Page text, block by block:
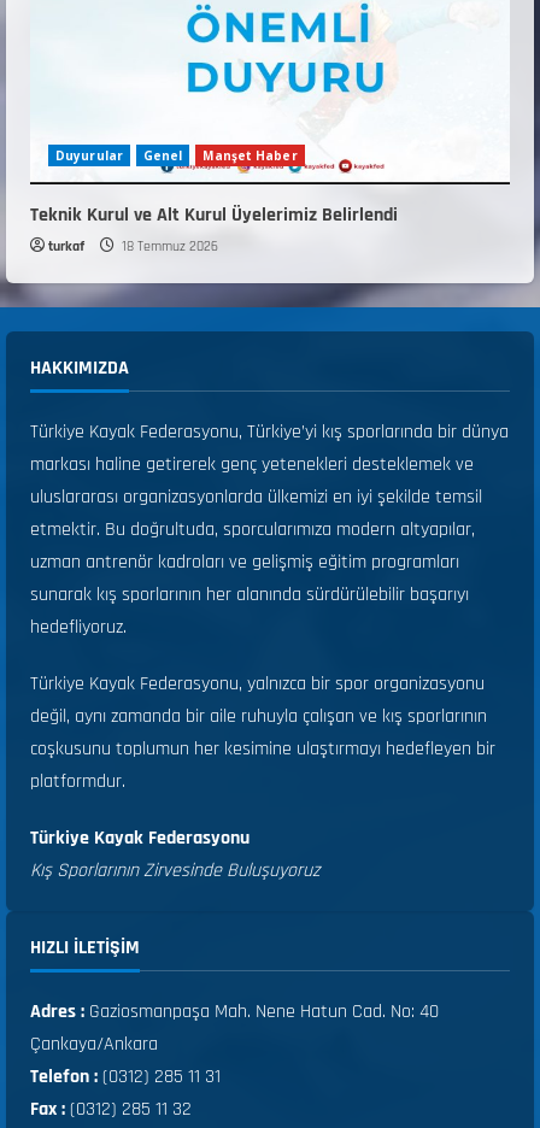
Duyurular Genel Manşet Haber
Teknik Kurul ve Alt Kurul Üyelerimiz Belirlendi
turkaf 18 Temmuz 2026
HAKKIMIZDA
Türkiye Kayak Federasyonu, Türkiye’yi kış sporlarında bir dünya
markası haline getirerek genç yetenekleri desteklemek ve
uluslararası organizasyonlarda ülkemizi en iyi şekilde temsil
etmektir. Bu doğrultuda, sporcularımıza modern altyapılar,
uzman antrenör kadroları ve gelişmiş eğitim programları
sunarak kış sporlarının her alanında sürdürülebilir başarıyı
hedefliyoruz.
Türkiye Kayak Federasyonu, yalnızca bir spor organizasyonu
değil, aynı zamanda bir aile ruhuyla çalışan ve kış sporlarının
coşkusunu toplumun her kesimine ulaştırmayı hedefleyen bir
platformdur.
Türkiye Kayak Federasyonu
Kış Sporlarının Zirvesinde Buluşuyoruz
HIZLI ILETIŞIM
Adres : Gaziosmanpaşa Mah. Nene Hatun Cad. No: 40
Çankaya/Ankara
Telefon :(0312) 285 11 31
Fax :(0312) 285 11 32